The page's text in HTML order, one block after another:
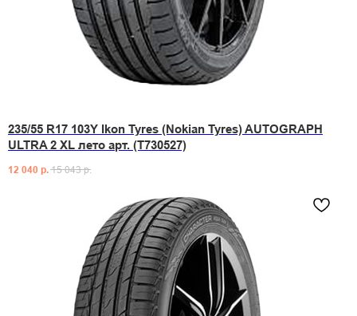
235/55 R17 103Y Ikon Tyres (Nokian Tyres) AUTOGRAPH
ULTRA 2 XL лето арт. (T730527)
12 040 р. 15 043 р.